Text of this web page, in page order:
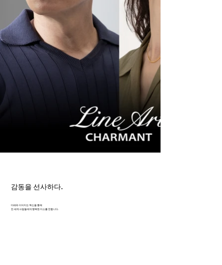
감동을 선사하다.
미래와 이어지는 혁신을 통해
전 세계 사람들에게 행복한 미소를 전합니다.